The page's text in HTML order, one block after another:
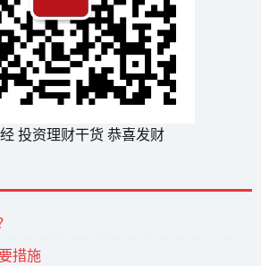
投资理财干货 恭喜发财
措施